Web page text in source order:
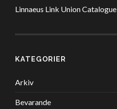
Linnaeus Link Union Catalogue
KATEGORIER
Arkiv
Bevarande